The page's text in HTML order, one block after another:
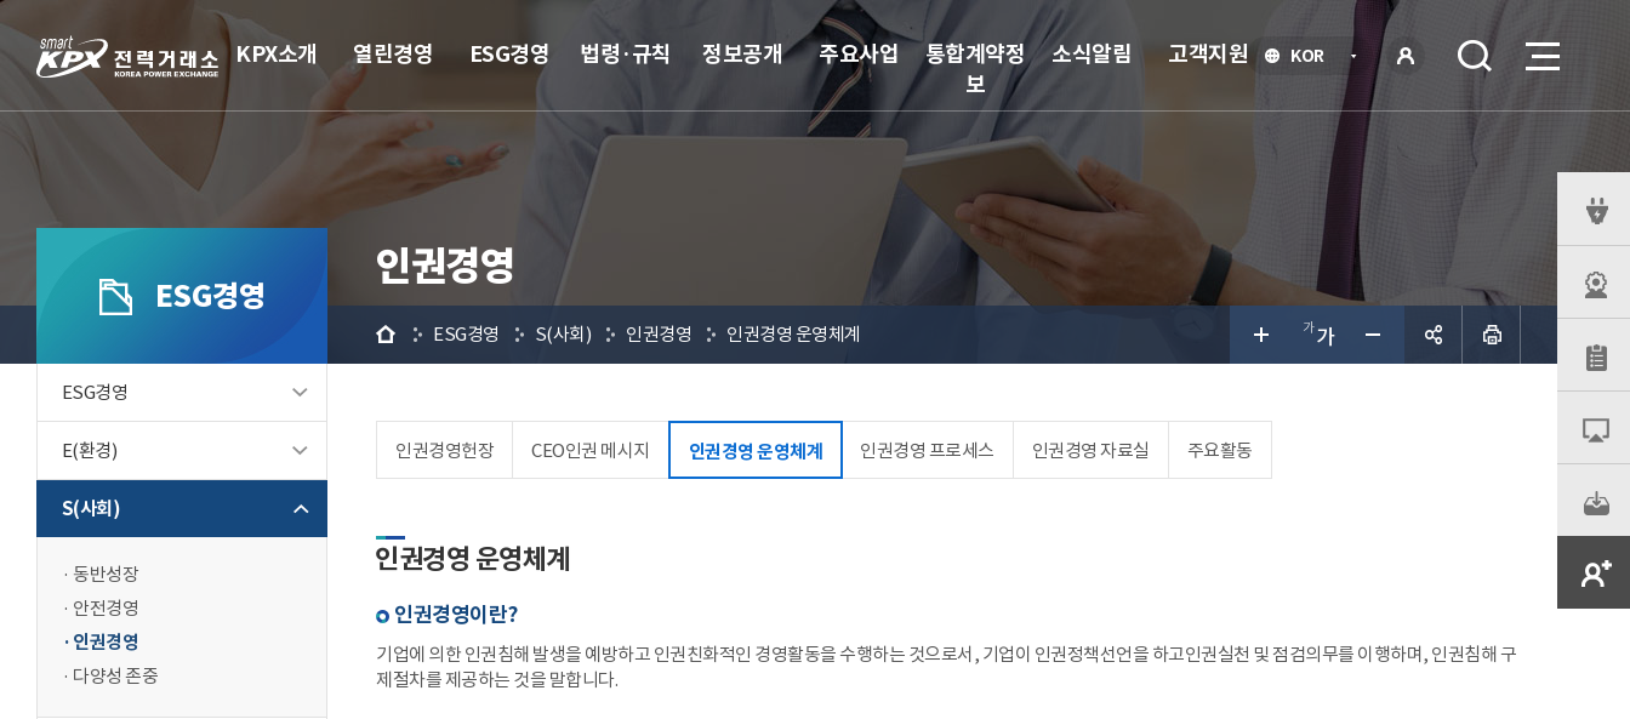
KOR언
열
기
그인
KPX소개 열린경영 ESG경영 법령·규칙 정보공개 주요사업
통합계약정
보
소식알림 고객지원
ESG경영
ESG경영
E(환경)
S(사회)
동반성장
안전경영
인권경영
다양성 존중
인권경영
홈 ESG경영 S(사회) 인권경영 인권경영 운영체계
인권경영헌장 CEO인권 메시지 인권경영 운영체계 인권경영 프로세스 인권경영 자료실 주요활동
인권경영 운영체계
인권경영이란?
기업에 의한 인권침해 발생을 예방하고 인권친화적인 경영활동을 수행하는 것으로서, 기업이 인권정책선언을 하고인권실천 및 점검의무를 이행하며, 인권침해 구
제절차를 제공하는 것을 말합니다.